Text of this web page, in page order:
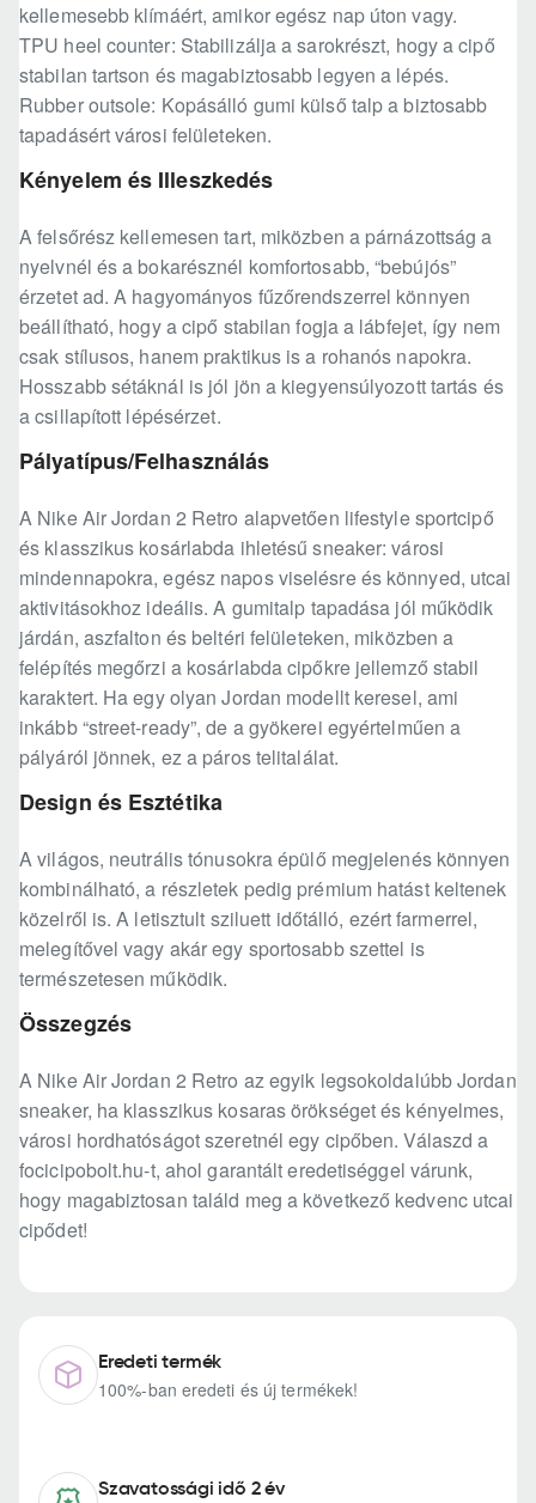
kellemesebb klímáért, amikor egész nap úton vagy.
TPU heel counter: Stabilizálja a sarokrészt, hogy a cipő
stabilan tartson és magabiztosabb legyen a lépés.
Rubber outsole: Kopásálló gumi külső talp a biztosabb
tapadásért városi felületeken.
Kényelem és Illeszkedés
A felsőrész kellemesen tart, miközben a párnázottság a
nyelvnél és a bokarésznél komfortosabb, “bebújós”
érzetet ad. A hagyományos fűzőrendszerrel könnyen
beállítható, hogy a cipő stabilan fogja a lábfejet, így nem
csak stílusos, hanem praktikus is a rohanós napokra.
Hosszabb sétáknál is jól jön a kiegyensúlyozott tartás és
a csillapított lépésérzet.
Pályatípus/Felhasználás
A Nike Air Jordan 2 Retro alapvetően lifestyle sportcipő
és klasszikus kosárlabda ihletésű sneaker: városi
mindennapokra, egész napos viselésre és könnyed, utcai
aktivitásokhoz ideális. A gumitalp tapadása jól működik
járdán, aszfalton és beltéri felületeken, miközben a
felépítés megőrzi a kosárlabda cipőkre jellemző stabil
karaktert. Ha egy olyan Jordan modellt keresel, ami
inkább “street-ready”, de a gyökerei egyértelműen a
pályáról jönnek, ez a páros telitalálat.
Design és Esztétika
A világos, neutrális tónusokra épülő megjelenés könnyen
kombinálható, a részletek pedig prémium hatást keltenek
közelről is. A letisztult sziluett időtálló, ezért farmerrel,
melegítővel vagy akár egy sportosabb szettel is
természetesen működik.
Összegzés
A Nike Air Jordan 2 Retro az egyik legsokoldalúbb Jordan
sneaker, ha klasszikus kosaras örökséget és kényelmes,
városi hordhatóságot szeretnél egy cipőben. Válaszd a
focicipobolt.hu-t, ahol garantált eredetiséggel várunk,
hogy magabiztosan találd meg a következő kedvenc utcai
cipődet!
Eredeti termék
100%-ban eredeti és új termékek!
Szavatossági idő 2 év